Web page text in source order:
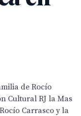
de Rocío
Cultural RJ la Mas
Carrasco y la